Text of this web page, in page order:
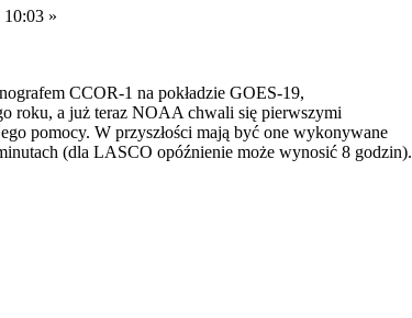
»
CCOR-1 na pokładzie GOES-19,
roku, a już teraz NOAA chwali się pierwszymi
pomocy. W przyszłości mają być one wykonywane
(dla LASCO opóźnienie może wynosić 8 godzin).